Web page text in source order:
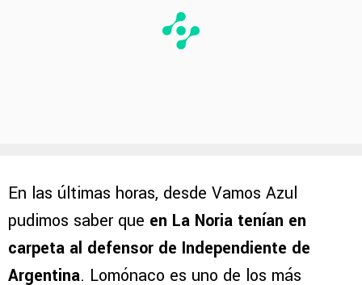
En las últimas horas, desde Vamos Azul
pudimos saber que en La Noria tenían en
carpeta al defensor de Independiente de
Argentina. Lomónaco es uno de los más